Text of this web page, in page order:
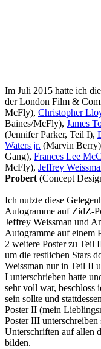
Im Juli 2015 hatte ich
der London Film &
McFly), Christopher
Baines/McFly), James
(Jennifer Parker, Teil I),
Waters jr. (Marvin
Gang), Frances Lee
McFly), Jeffrey
Probert (Concept
Ich nutzte diese
Autogramme auf ZidZ-
Jeffrey Weissman und
Autogramme auf einem
2 weitere Poster zu Teil
um die restlichen Stars
Weissman nur in Teil II
I unterschrieben hatte
sehr voll war, beschloss
sein sollte und
Poster II (mein
Poster III
Unterschriften auf allen
bilden.